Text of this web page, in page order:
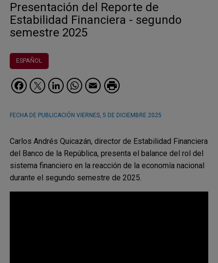
Presentación del Reporte de
Estabilidad Financiera - segundo
semestre 2025
ESPAÑOL
Facebook
Twitter
LinkedIn
WhatsApp
Email
FECHA DE PUBLICACIÓN VIERNES, 5 DE DICIEMBRE 2025
Carlos Andrés Quicazán, director de Estabilidad Financiera
del Banco de la República, presenta el balance del rol del
sistema financiero en la reacción de la economía nacional
durante el segundo semestre de 2025.